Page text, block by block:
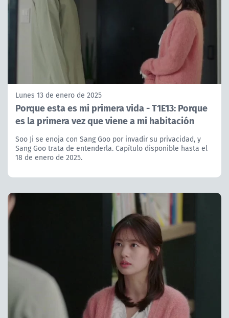
Lunes 13 de enero de 2025
Porque esta es mi primera vida - T1E13: Porque
es la primera vez que viene a mi habitación
Soo Ji se enoja con Sang Goo por invadir su privacidad, y
Sang Goo trata de entenderla. Capítulo disponible hasta el
18 de enero de 2025.